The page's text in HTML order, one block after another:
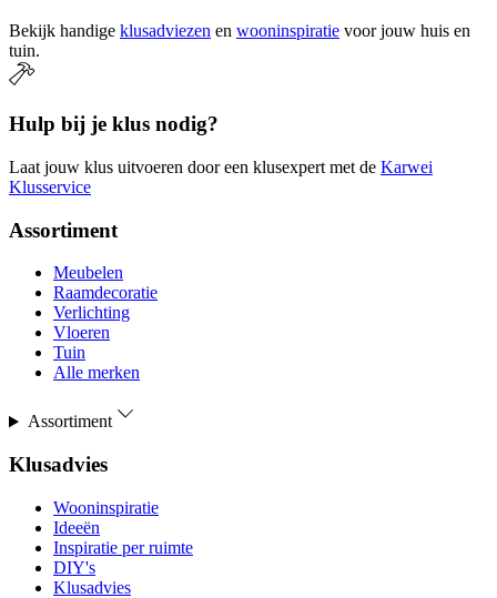
Bekijk handige klusadviezen en wooninspiratie voor jouw huis en
tuin.
Hulp bij je klus nodig?
Laat jouw klus uitvoeren door een klusexpert met de Karwei
Klusservice
Assortiment
Meubelen
Raamdecoratie
Verlichting
Vloeren
Tuin
Alle merken
Assortiment
Klusadvies
Wooninspiratie
Ideeën
Inspiratie per ruimte
DIY's
Klusadvies